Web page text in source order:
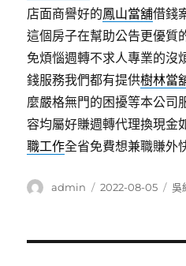
店面商譽好的鳳山當舖借錢
這個房子在幫助公告更優質
免煩惱週轉不求人專業的沒
錢服務我們都有提供樹林當
麼嚴格無門的困擾等本公司
容均屬好賺週轉代理換現金
職工作全省免費想兼職賺外
作
admin
發
2022-08-05
分
吳